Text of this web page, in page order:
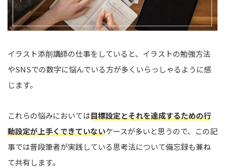
イラスト添削講師の仕事をしていると、イラストの勉強方法
やSNSでの数字に悩んでいる方が多くいらっしゃるように感
じます。
これらの悩みにおいては目標設定とそれを達成するための行
動設定が上手くできていないケースが多いと思うので、この記
事では普段筆者が実践している思考法について備忘録も兼ね
て共有します。